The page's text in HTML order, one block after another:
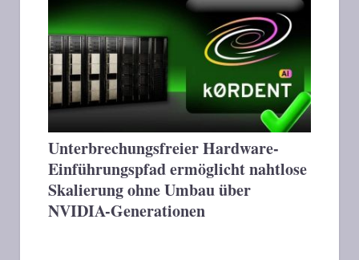
Unterbrechungsfreier Hardware-
Einführungspfad ermöglicht nahtlose
Skalierung ohne Umbau über
NVIDIA-Generationen